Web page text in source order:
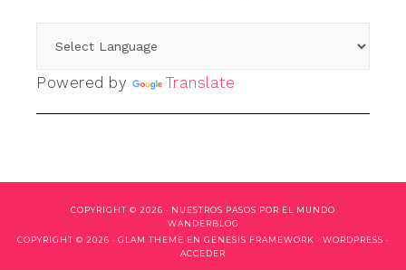
Powered by Translate
COPYRIGHT © 2026 · NUESTROS PASOS POR EL MUNDO
WANDERBLOG
COPYRIGHT © 2026 · GLAM THEME EN GENESIS FRAMEWORK · WORDPRESS ·
ACCEDER